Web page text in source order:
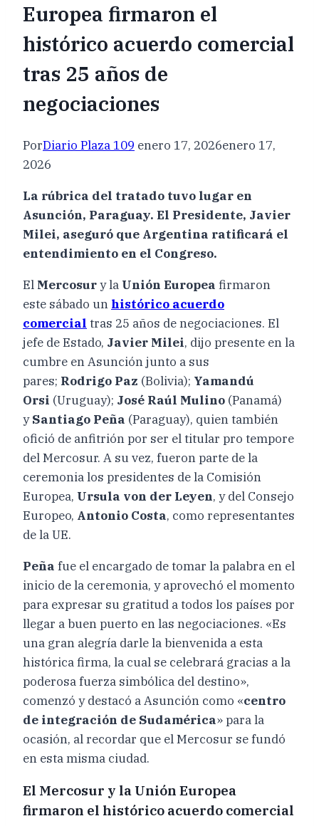
Europea firmaron el
histórico acuerdo comercial
tras 25 años de
negociaciones
PorDiario Plaza 109 enero 17, 2026enero 17,
2026
La rúbrica del tratado tuvo lugar en
Asunción, Paraguay. El Presidente, Javier
Milei, aseguró que Argentina ratificará el
entendimiento en el Congreso.
El Mercosury la Unión Europea firmaron
este sábado un histórico acuerdo
comercial tras 25 años de negociaciones. El
jefe de Estado, Javier Milei, dijo presente en la
cumbre en Asunción junto a sus
pares; Rodrigo Paz (Bolivia); Yamandú
Orsi (Uruguay); José Raúl Mulino (Panamá)
ySantiago Peña (Paraguay), quien también
ofició de anfitrión por ser el titular pro tempore
del Mercosur. A su vez, fueron parte de la
ceremonia los presidentes de la Comisión
Europea, Ursula von der Leyen, y del Consejo
Europeo, Antonio Costa, como representantes
de la UE.
Peña fue el encargado de tomar la palabra en el
inicio de la ceremonia, y aprovechó el momento
para expresar su gratitud a todos los países por
llegar a buen puerto en las negociaciones. «Es
una gran alegría darle la bienvenida a esta
histórica firma, la cual se celebrará gracias a la
poderosa fuerza simbólica del destino»,
comenzó y destacó a Asunción como «centro
de integración de Sudamérica» para la
ocasión, al recordar que el Mercosur se fundó
en esta misma ciudad.
El Mercosur y la Unión Europea
firmaron el histórico acuerdo comercial